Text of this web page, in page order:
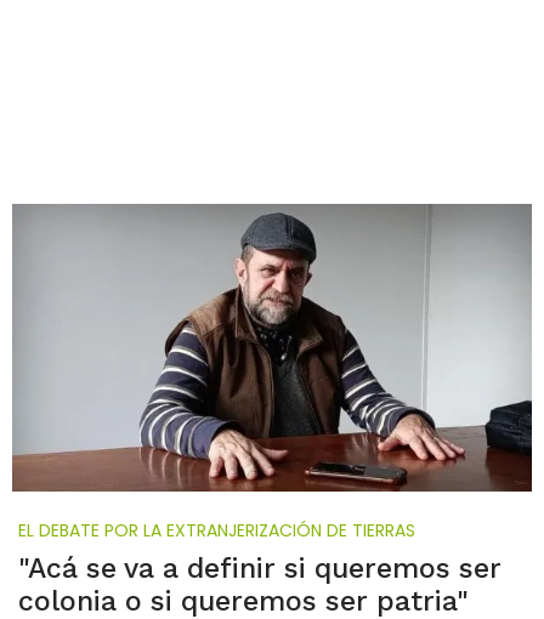
EL DEBATE POR LA EXTRANJERIZACIÓN DE TIERRAS
"Acá se va a definir si queremos ser
colonia o si queremos ser patria"